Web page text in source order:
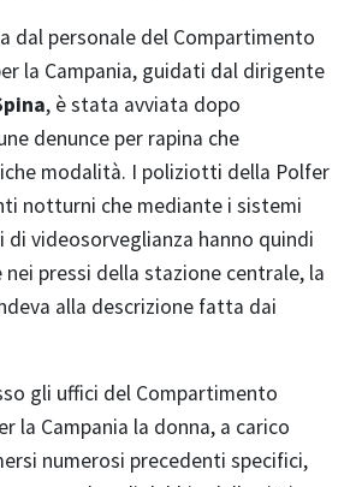
dal personale del Compartimento
la Campania, guidati dal dirigente
, è stata avviata dopo
denunce per rapina che
modalità. I poliziotti della Polfer
notturni che mediante i sistemi
videosorveglianza hanno quindi
pressi della stazione centrale, la
alla descrizione fatta dai
gli uffici del Compartimento
la Campania la donna, a carico
numerosi precedenti specifici,